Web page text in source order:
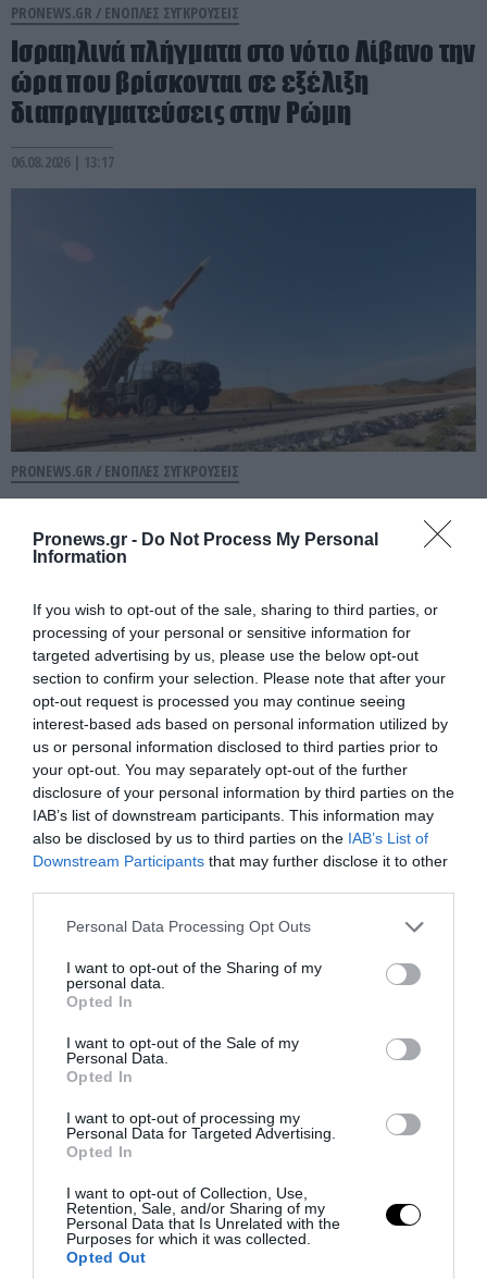
Pronews.gr - Do Not Process My Personal
Information
If you wish to opt-out of the sale, sharing to third parties, or
processing of your personal or sensitive information for
targeted advertising by us, please use the below opt-out
section to confirm your selection. Please note that after your
opt-out request is processed you may continue seeing
interest-based ads based on personal information utilized by
us or personal information disclosed to third parties prior to
your opt-out. You may separately opt-out of the further
disclosure of your personal information by third parties on the
IAB’s list of downstream participants. This information may
also be disclosed by us to third parties on the IAB’s List of
Downstream Participants that may further disclose it to other
Please note that this website/app uses one or more Google
not limited to your visit or usage behaviour. You may click to
grant or deny consent to Google and its third-party tags to
use your data for below specified purposes in below Google
consent section.
Personal Data Processing Opt Outs
I want to opt-out of the Sharing of my
personal data.
Opted In
I want to opt-out of the Sale of my
Personal Data.
Opted In
I want to opt-out of processing my
Personal Data for Targeted Advertising.
Opted In
I want to opt-out of Collection, Use,
Retention, Sale, and/or Sharing of my
Personal Data that Is Unrelated with the
Purposes for which it was collected.
Opted Out
PRONEWS.GR / ΕΝΟΠΛΕΣ ΣΥΓΚΡΟΥΣΕΙΣ
Ισραηλινά πλήγματα στο νότιο Λίβανο την
ώρα που βρίσκονται σε εξέλιξη
διαπραγματεύσεις στην Ρώμη
06.08.2026 | 13:17
PRONEWS.GR / ΕΝΟΠΛΕΣ ΣΥΓΚΡΟΥΣΕΙΣ
Το Κίεβο δεν κατάφερε να καταρρίψει
ούτε έναν από τους 38 ρωσικούς
πυραύλους που εκτοξεύτηκαν εναντίον
του
06.08.2026 | 10:43
PRONEWS.GR /ΕΝΟΠΛΕΣ ΣΥΓΚΡΟΥΣΕΙΣ
Ουκρανία: Σε «στάχτες» μετατράπηκαν
στο Κίεβο μετά από ρωσικά πλήγματα
(βίντεο)
06.08.2026 | 09:08